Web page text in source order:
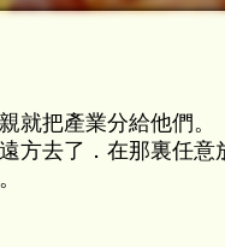
就把產業分給他們。
方去了．在那裏任意